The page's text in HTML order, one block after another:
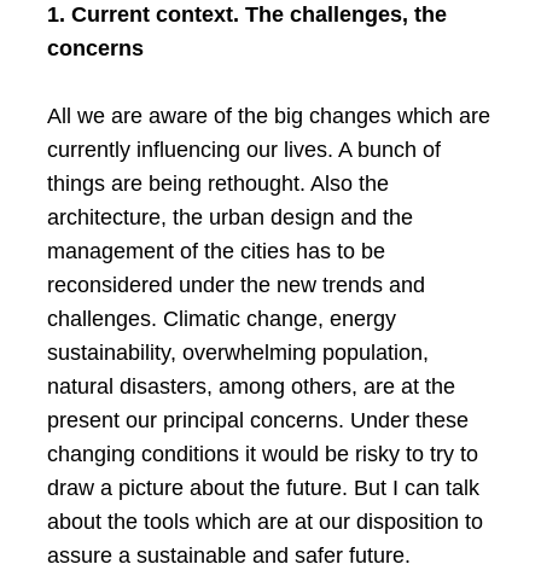
1. Current context. The challenges, the
concerns
All we are aware of the big changes which are
currently influencing our lives. A bunch of
things are being rethought. Also the
architecture, the urban design and the
management of the cities has to be
reconsidered under the new trends and
challenges. Climatic change, energy
sustainability, overwhelming population,
natural disasters, among others, are at the
present our principal concerns. Under these
changing conditions it would be risky to try to
draw a picture about the future. But I can talk
about the tools which are at our disposition to
assure a sustainable and safer future.